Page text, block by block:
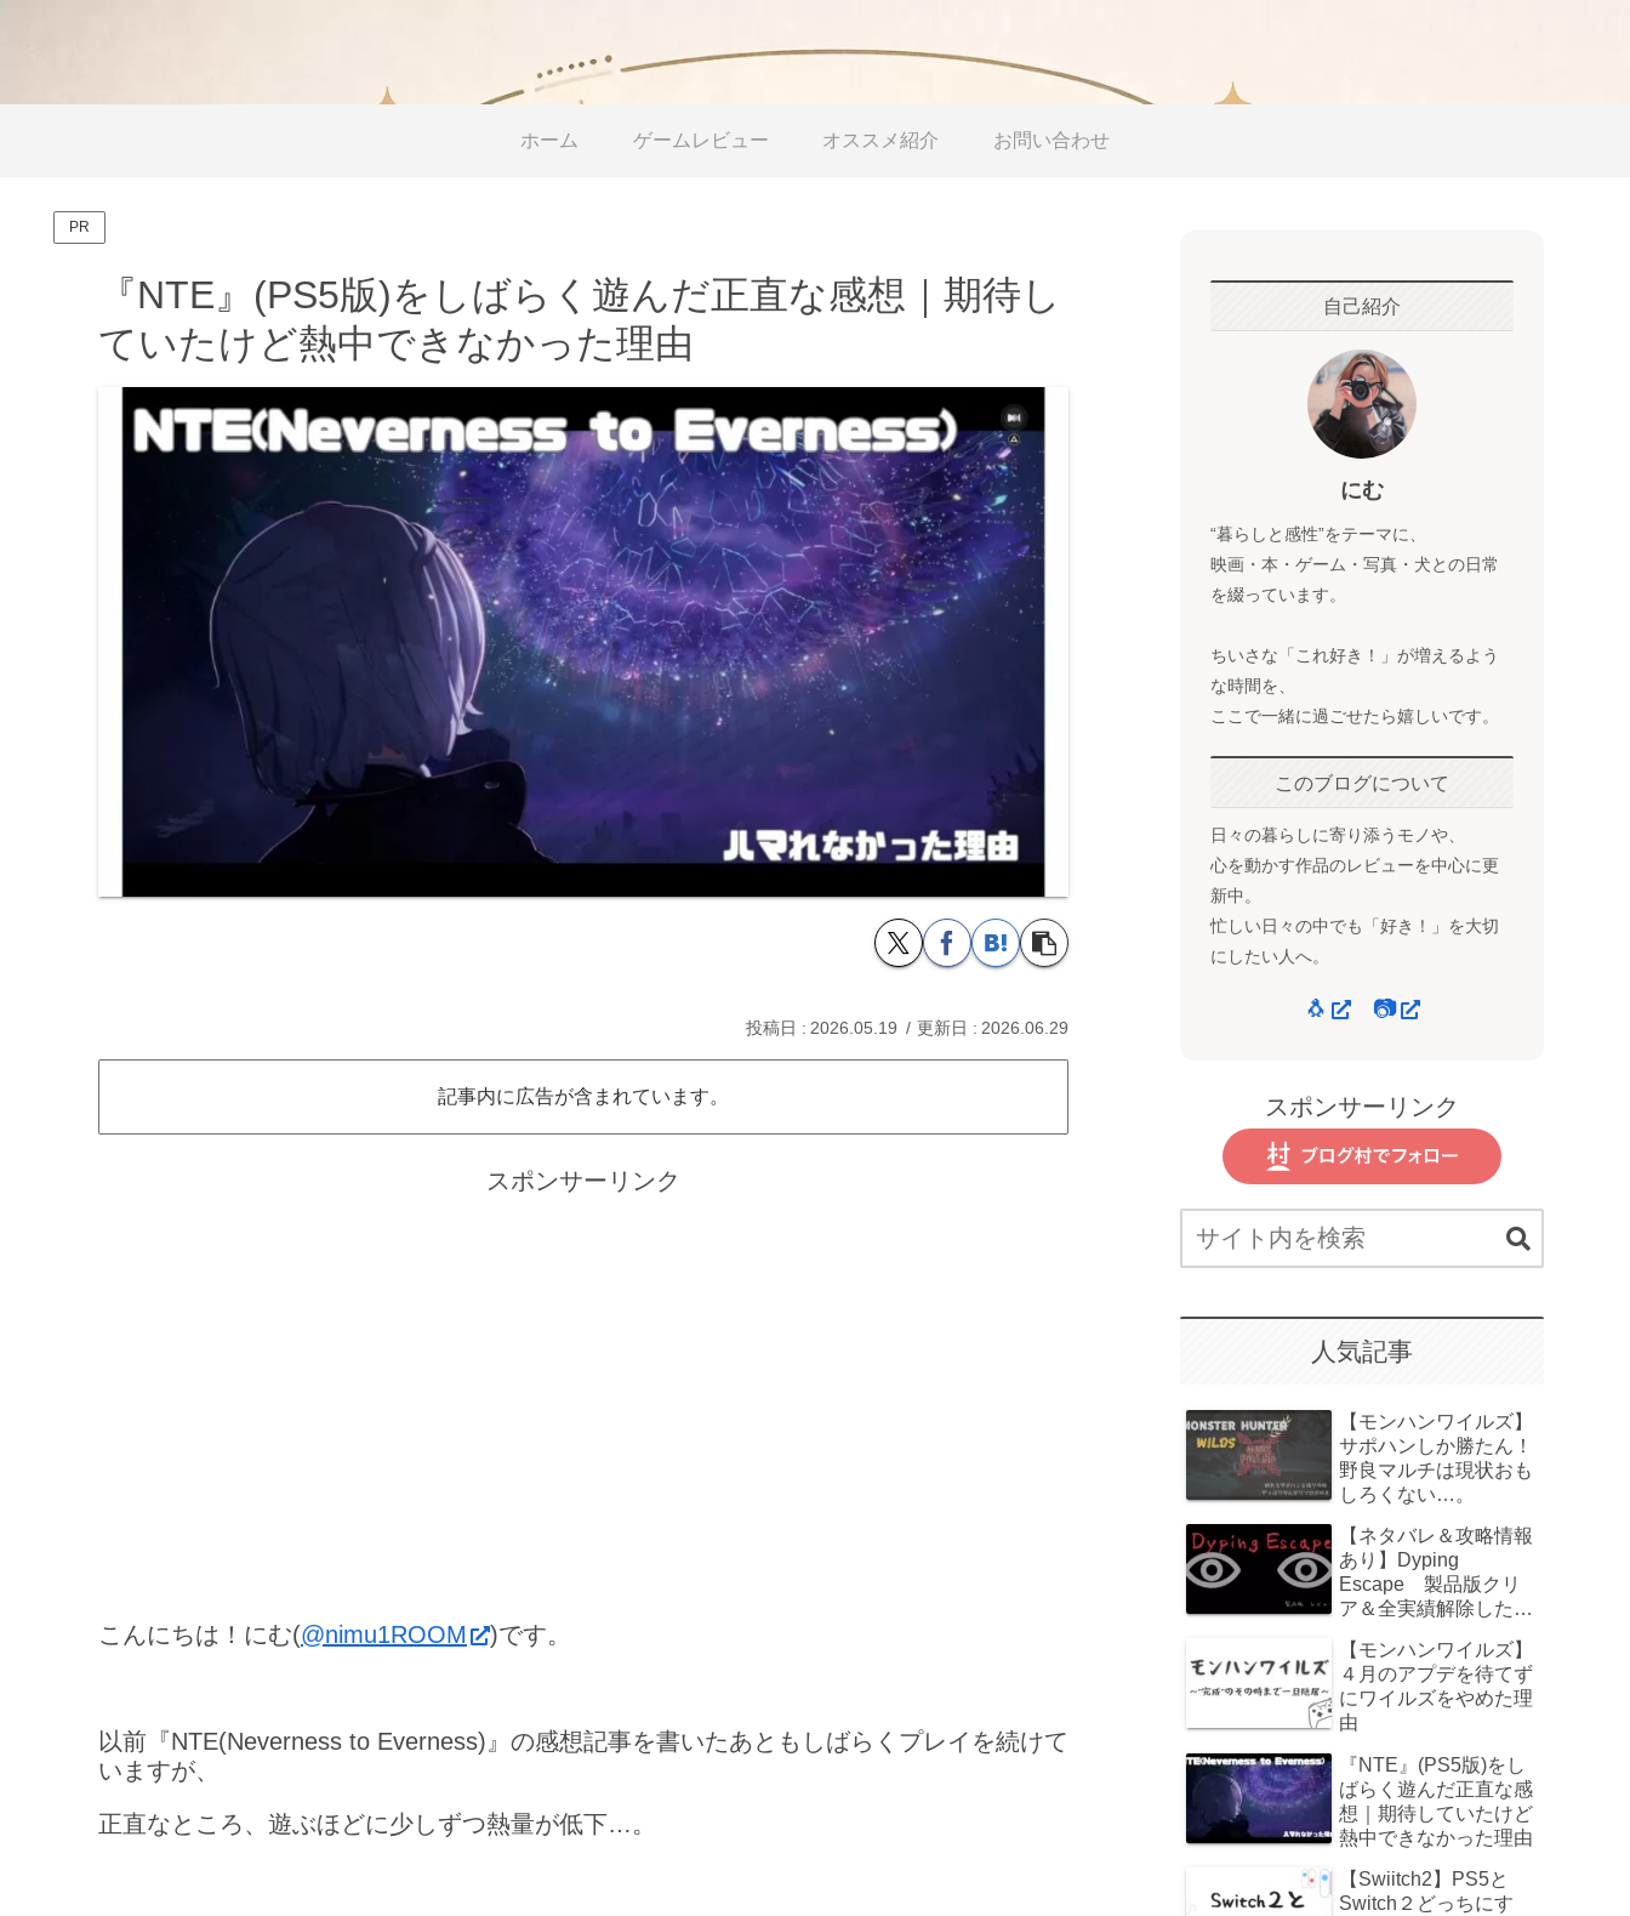
ホーム ゲームレビュー オススメ紹介 お問い合わせ
PR
『NTE』(PS5版)をしばらく遊んだ正直な感想｜期待し
ていたけど熱中できなかった理由
2026.05.19 2026.06.29
記事内に広告が含まれています。
スポンサーリンク
こんにちは！にむ(@nimu1ROOM )です。
以前『NTE(Neverness to Everness)』の感想記事を書いたあともしばらくプレイを続けて
いますが、
正直なところ、遊ぶほどに少しずつ熱量が低下…。
自己紹介
にむ
“暮らしと感性”をテーマに、
映画・本・ゲーム・写真・犬との日常
を綴っています。
ちいさな「これ好き！」が増えるよう
な時間を、
ここで一緒に過ごせたら嬉しいです。
このブログについて
日々の暮らしに寄り添うモノや、
心を動かす作品のレビューを中心に更
新中。
忙しい日々の中でも「好き！」を大切
にしたい人へ。
🐧 📷
スポンサーリンク
人気記事
【モンハンワイルズ】
サポハンしか勝たん！
野良マルチは現状おも
しろくない…。
【ネタバレ＆攻略情報
あり】Dyping
Escape 製品版クリ
ア＆全実績解除したの
【モンハンワイルズ】
４月のアプデを待てず
にワイルズをやめた理
由
『NTE』(PS5版)をし
ばらく遊んだ正直な感
想｜期待していたけど
熱中できなかった理由
【Swiitch2】PS5と
Switch２どっちにす